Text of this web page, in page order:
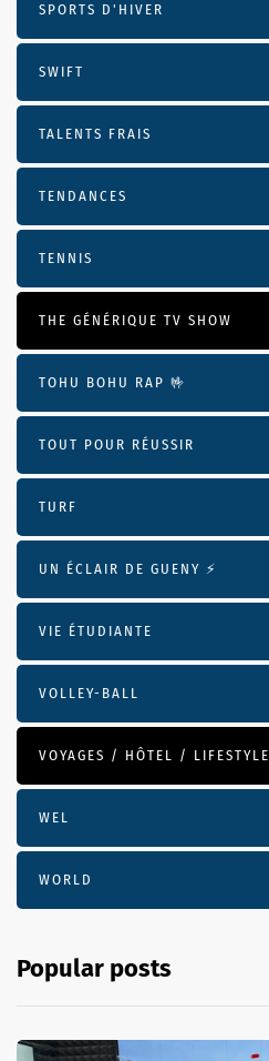
SPORTS D'HIVER
SWIFT
TALENTS FRAIS
TENDANCES
TENNIS
THE GÉNÉRIQUE TV SHOW
TOHU BOHU RAP 🤟
TOUT POUR RÉUSSIR
TURF
UN ÉCLAIR DE GUENY ⚡️
VIE ÉTUDIANTE
VOLLEY-BALL
VOYAGES / HÔTEL / LIFESTYLE
WEL
WORLD
Popular posts